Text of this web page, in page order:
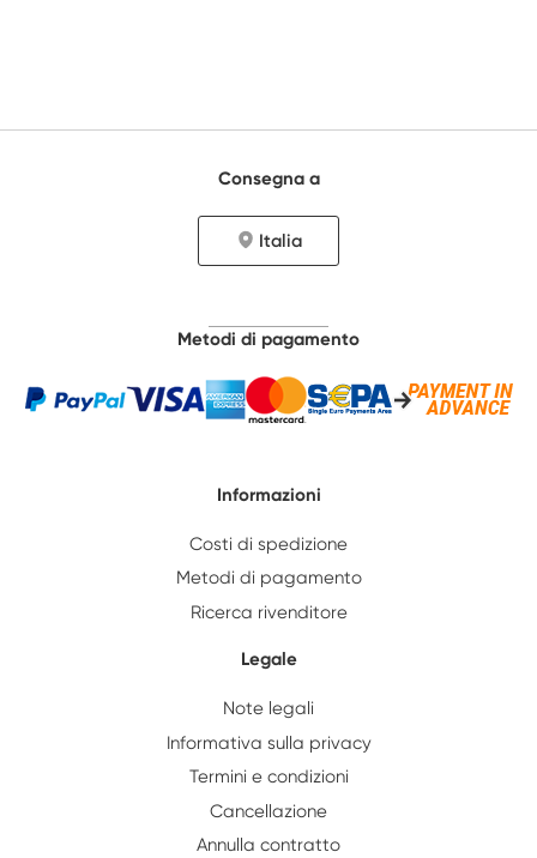
Consegna a
Italia
Metodi di pagamento
Informazioni
Costi di spedizione
Metodi di pagamento
Ricerca rivenditore
Legale
Note legali
Informativa sulla privacy
Termini e condizioni
Cancellazione
Annulla contratto